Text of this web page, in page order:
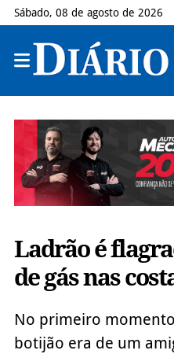
Sábado, 08 de agosto de 2026
Ladrão é
de gás nas
No primeiro
botijão era de um